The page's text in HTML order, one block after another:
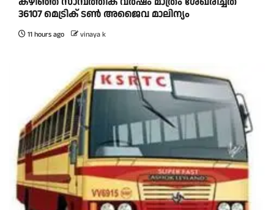
36107 മെട്രിക് ടണ്‍ അജൈവ മാലിന്യം
11 hours ago vinaya k